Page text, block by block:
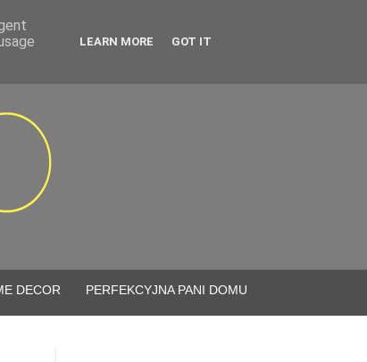
DECOR PERFEKCYJNA PANI DOMU
LEARN MORE GOT IT